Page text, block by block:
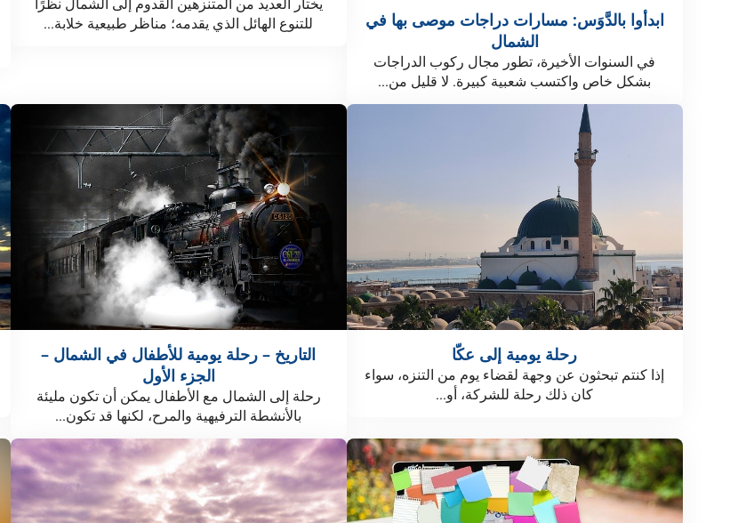
ابدأوا بالدَّوَس: مسارات دراجات موصى بها في
الشمال
في السنوات الأخيرة، تطور مجال ركوب الدراجات
بشكل خاص واكتسب شعبية كبيرة. لا قليل من...
للتنوع الهائل الذي يقدمه؛ مناظر طبيعية خلابة...
رحلة يومية إلى عكّا
إذا كنتم تبحثون عن وجهة لقضاء يوم من التنزه، سواء
كان ذلك رحلة للشركة، أو...
التاريخ – رحلة يومية للأطفال في الشمال –
الجزء الأول
رحلة إلى الشمال مع الأطفال يمكن أن تكون مليئة
بالأنشطة الترفيهية والمرح، لكنها قد تكون...